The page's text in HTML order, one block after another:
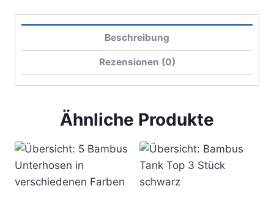
Beschreibung
Rezensionen (0)
Ähnliche Produkte